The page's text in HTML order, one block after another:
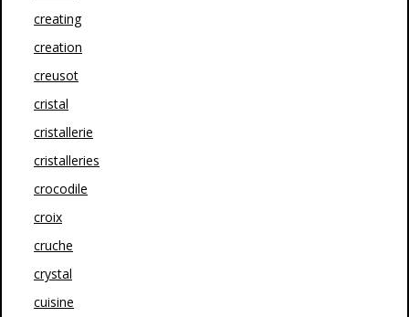
creating
creation
creusot
cristal
cristallerie
cristalleries
crocodile
croix
cruche
crystal
cuisine